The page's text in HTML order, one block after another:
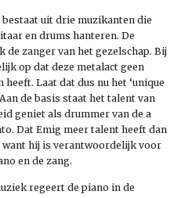
uit drie muzikanten die
en drums hanteren. De
zanger van het gezelschap. Bij
op dat deze metalact geen
Laat dat dus nu het ‘unique
de basis staat het talent van
geniet als drummer van de a
Dat Emig meer talent heeft dan
hij is verantwoordelijk voor
en de zang.
regeert de piano in de